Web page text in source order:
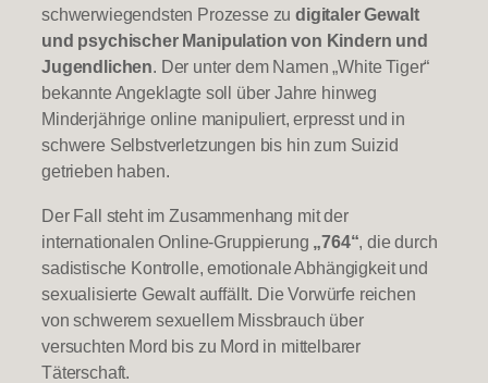
schwerwiegendsten Prozesse zudigitaler Gewalt
und psychischer Manipulation von Kindern und
Jugendlichen. Der unter dem Namen „White Tiger“
bekannte Angeklagte soll über Jahre hinweg
Minderjährige online manipuliert, erpresst und in
schwere Selbstverletzungen bis hin zum Suizid
getrieben haben.
Der Fall steht im Zusammenhang mit der
internationalen Online-Gruppierung „764“, die durch
sadistische Kontrolle, emotionale Abhängigkeit und
sexualisierte Gewalt auffällt. Die Vorwürfe reichen
von schwerem sexuellem Missbrauch über
versuchten Mord bis zu Mord in mittelbarer
Täterschaft.